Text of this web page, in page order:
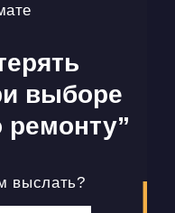
выборе
ремонту”
выслать?